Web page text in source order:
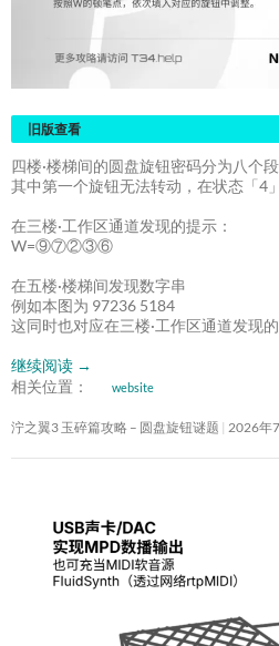
旧版查看
四楼·楼梯间的圆盘旋钮密码分为八个段
其中第一个旋钮无法转动，在状态「4
在三楼·工作区通道发现的提示：
W=⑨⑦②③⑥
在五楼·楼梯间发现数字串
例如本图为 97236 5184
这同时也对应在三楼·工作区通道发现
继续阅读 →
相关位置：
website
泞之翼3 玉碎篇攻略 – 圆盘旋钮谜题 2026年